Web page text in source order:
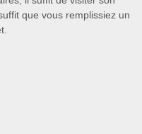
que vous remplissiez un